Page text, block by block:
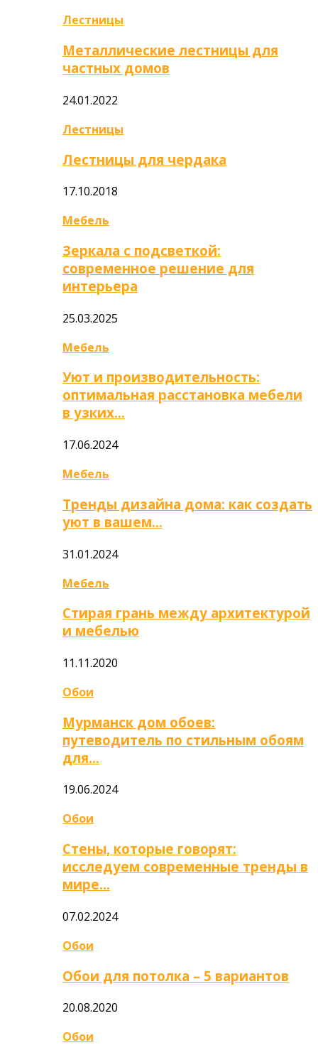
Лестницы
Металлические лестницы для
частных домов
24.01.2022
Лестницы
Лестницы для чердака
17.10.2018
Мебель
Зеркала с подсветкой:
современное решение для
интерьера
25.03.2025
Мебель
Уют и производительность:
оптимальная расстановка мебели
в узких…
17.06.2024
Мебель
Тренды дизайна дома: как создать
уют в вашем…
31.01.2024
Мебель
Стирая грань между архитектурой
и мебелью
11.11.2020
Обои
Мурманск дом обоев:
путеводитель по стильным обоям
для…
19.06.2024
Обои
Стены, которые говорят:
исследуем современные тренды в
мире…
07.02.2024
Обои
Обои для потолка – 5 вариантов
20.08.2020
Обои